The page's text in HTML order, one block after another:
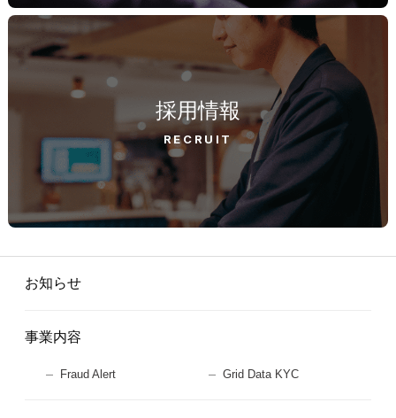
採用情報
RECRUIT
お知らせ
事業内容
Fraud Alert Grid Data KYC